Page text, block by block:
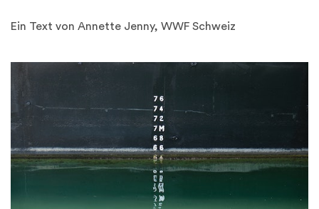
Ein Text von Annette Jenny, WWF Schweiz